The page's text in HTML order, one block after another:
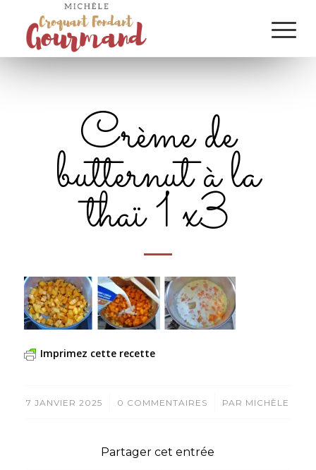
Crème de
butternut à la
thaï 1 x3
Imprimez cette recette
7 JANVIER 2025
/ 0 COMMENTAIRES
/ PAR MICHÈLE
Partager cet entrée